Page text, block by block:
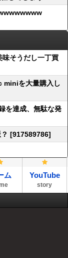
そうだし一丁買
miniを大量購入し
を達成、無駄な発
[917589786]
ム YouTube
story